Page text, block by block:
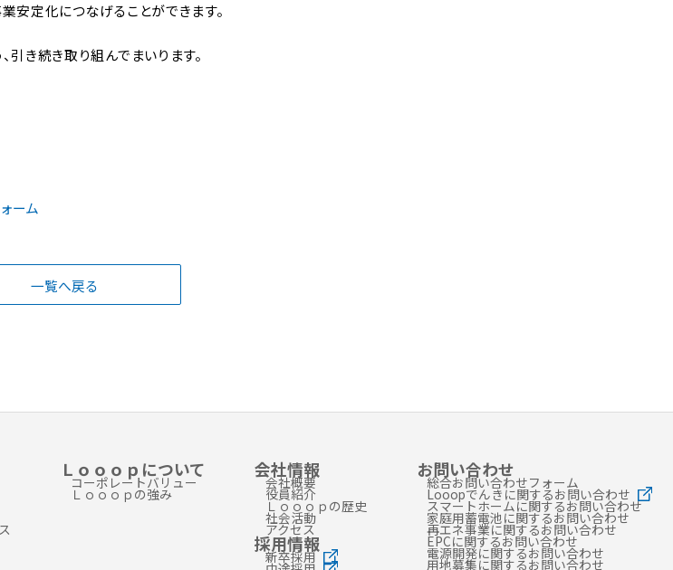
安定化につなげることができます。
引き続き取り組んでまいります。
ーム
一覧へ戻る
Ｌｏｏｏｐについて
コーポレートバリュー
Ｌｏｏｏｐの強み
会社情報
会社概要
役員紹介
Ｌｏｏｏｐの歴史
社会活動
アクセス
採用情報
新卒採用
お問い合わせ
総合お問い合わせフォーム
Looopでんきに関するお問い合わせ
スマートホームに関するお問い合わせ
家庭用蓄電池に関するお問い合わせ
再エネ事業に関するお問い合わせ
EPCに関するお問い合わせ
電源開発に関するお問い合わせ
用地募集に関するお問い合わせ